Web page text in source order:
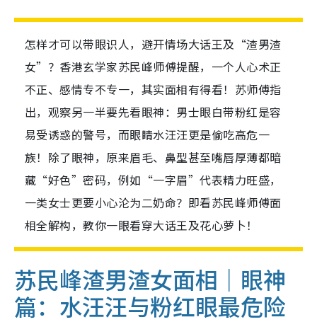
怎样才可以带眼识人，避开情场大话王及“渣男渣
女”？香港玄学家苏民峰师傅提醒，一个人心术正
不正、感情专不专一，其实面相有得看！苏师傅指
出，观察另一半要先看眼神：男士眼白带粉红是容
易受诱惑的警号，而眼睛水汪汪更是偷吃高危一
族！除了眼神，原来眉毛、鼻型甚至嘴唇厚薄都暗
藏“好色”密码，例如“一字眉”代表精力旺盛，
一类女士更要小心沦为二奶命？即看苏民峰师傅面
相全解构，教你一眼看穿大话王及花心萝卜！
苏民峰渣男渣女面相｜眼神
篇：水汪汪与粉红眼最危险